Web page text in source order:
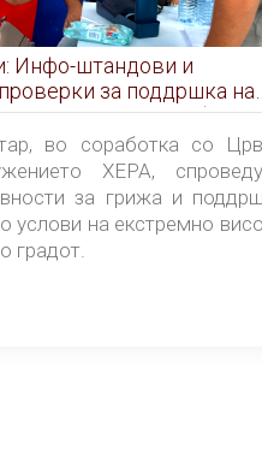
Инфо-штандови и
за поддршка на
на топлотен бран
во соработка со
ХЕРА,
за грижа и
услови на екстремно
градот.